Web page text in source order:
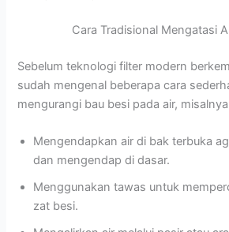
Cara Tradisional Mengatasi
Sebelum teknologi filter modern
sudah mengenal beberapa cara
mengurangi bau besi pada air,
Mengendapkan air di bak terbuka
dan mengendap di dasar.
Menggunakan tawas untuk
zat besi.